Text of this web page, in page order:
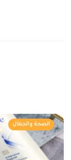
الصحة والجمال